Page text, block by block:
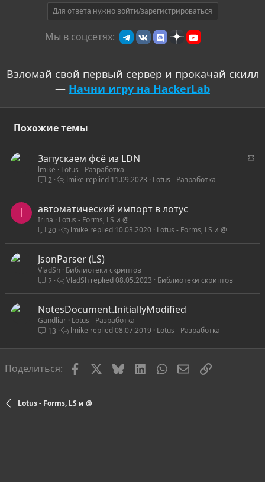
Для ответа нужно войти/зарегистрироваться
Мы в соцсетях:
Взломай свой первый сервер и прокачай скилл
— Начни игру на HackerLab
Похожие темы
З
р
Запускаем фсё из LDN
lmike
Lotus - Разработка
2
Lotus - Разработка
11.09.2023
lmike
I автоматический импорт в лотус
Irina
Lotus - Forms, LS и @
20
Lotus - Forms, LS и @
10.03.2020
lmike
JsonParser (LS)
VladSh Библиотеки скриптов
2
Библиотеки скриптов
08.05.2023
VladSh
NotesDocument.InitiallyModified
Gandliar Lotus - Разработка
13
Lotus - Разработка
08.07.2019
lmike
Поделиться: FacebookBlueskyLinkedInWhatsAppЭлектронная
Ссылка
Lotus - Forms, LS и @